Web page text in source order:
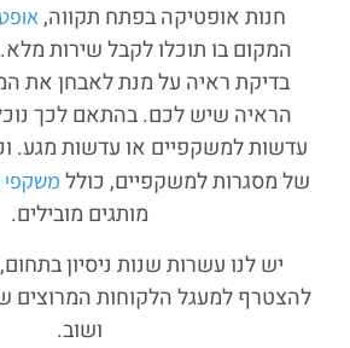
חנות אופטיקה בפתח תקווה,
המקום בו תוכלו לקבל שירות מלא.
בדיקת ראיה על מנת לאבחן את
הראיה שיש לכם. בהתאם לכך
עדשות למשקפיים או עדשות מגע.
של מסגרות למשקפיים, כולל משקפי
מותגים מובילים.
יש לנו עשרות שנות ניסיון
להצטרף למעגל הלקוחות המרוצים
ושוב.